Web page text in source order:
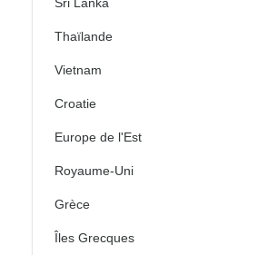
Thaïlande
Vietnam
Croatie
Europe de l'Est
Royaume-Uni
Grèce
Îles Grecques